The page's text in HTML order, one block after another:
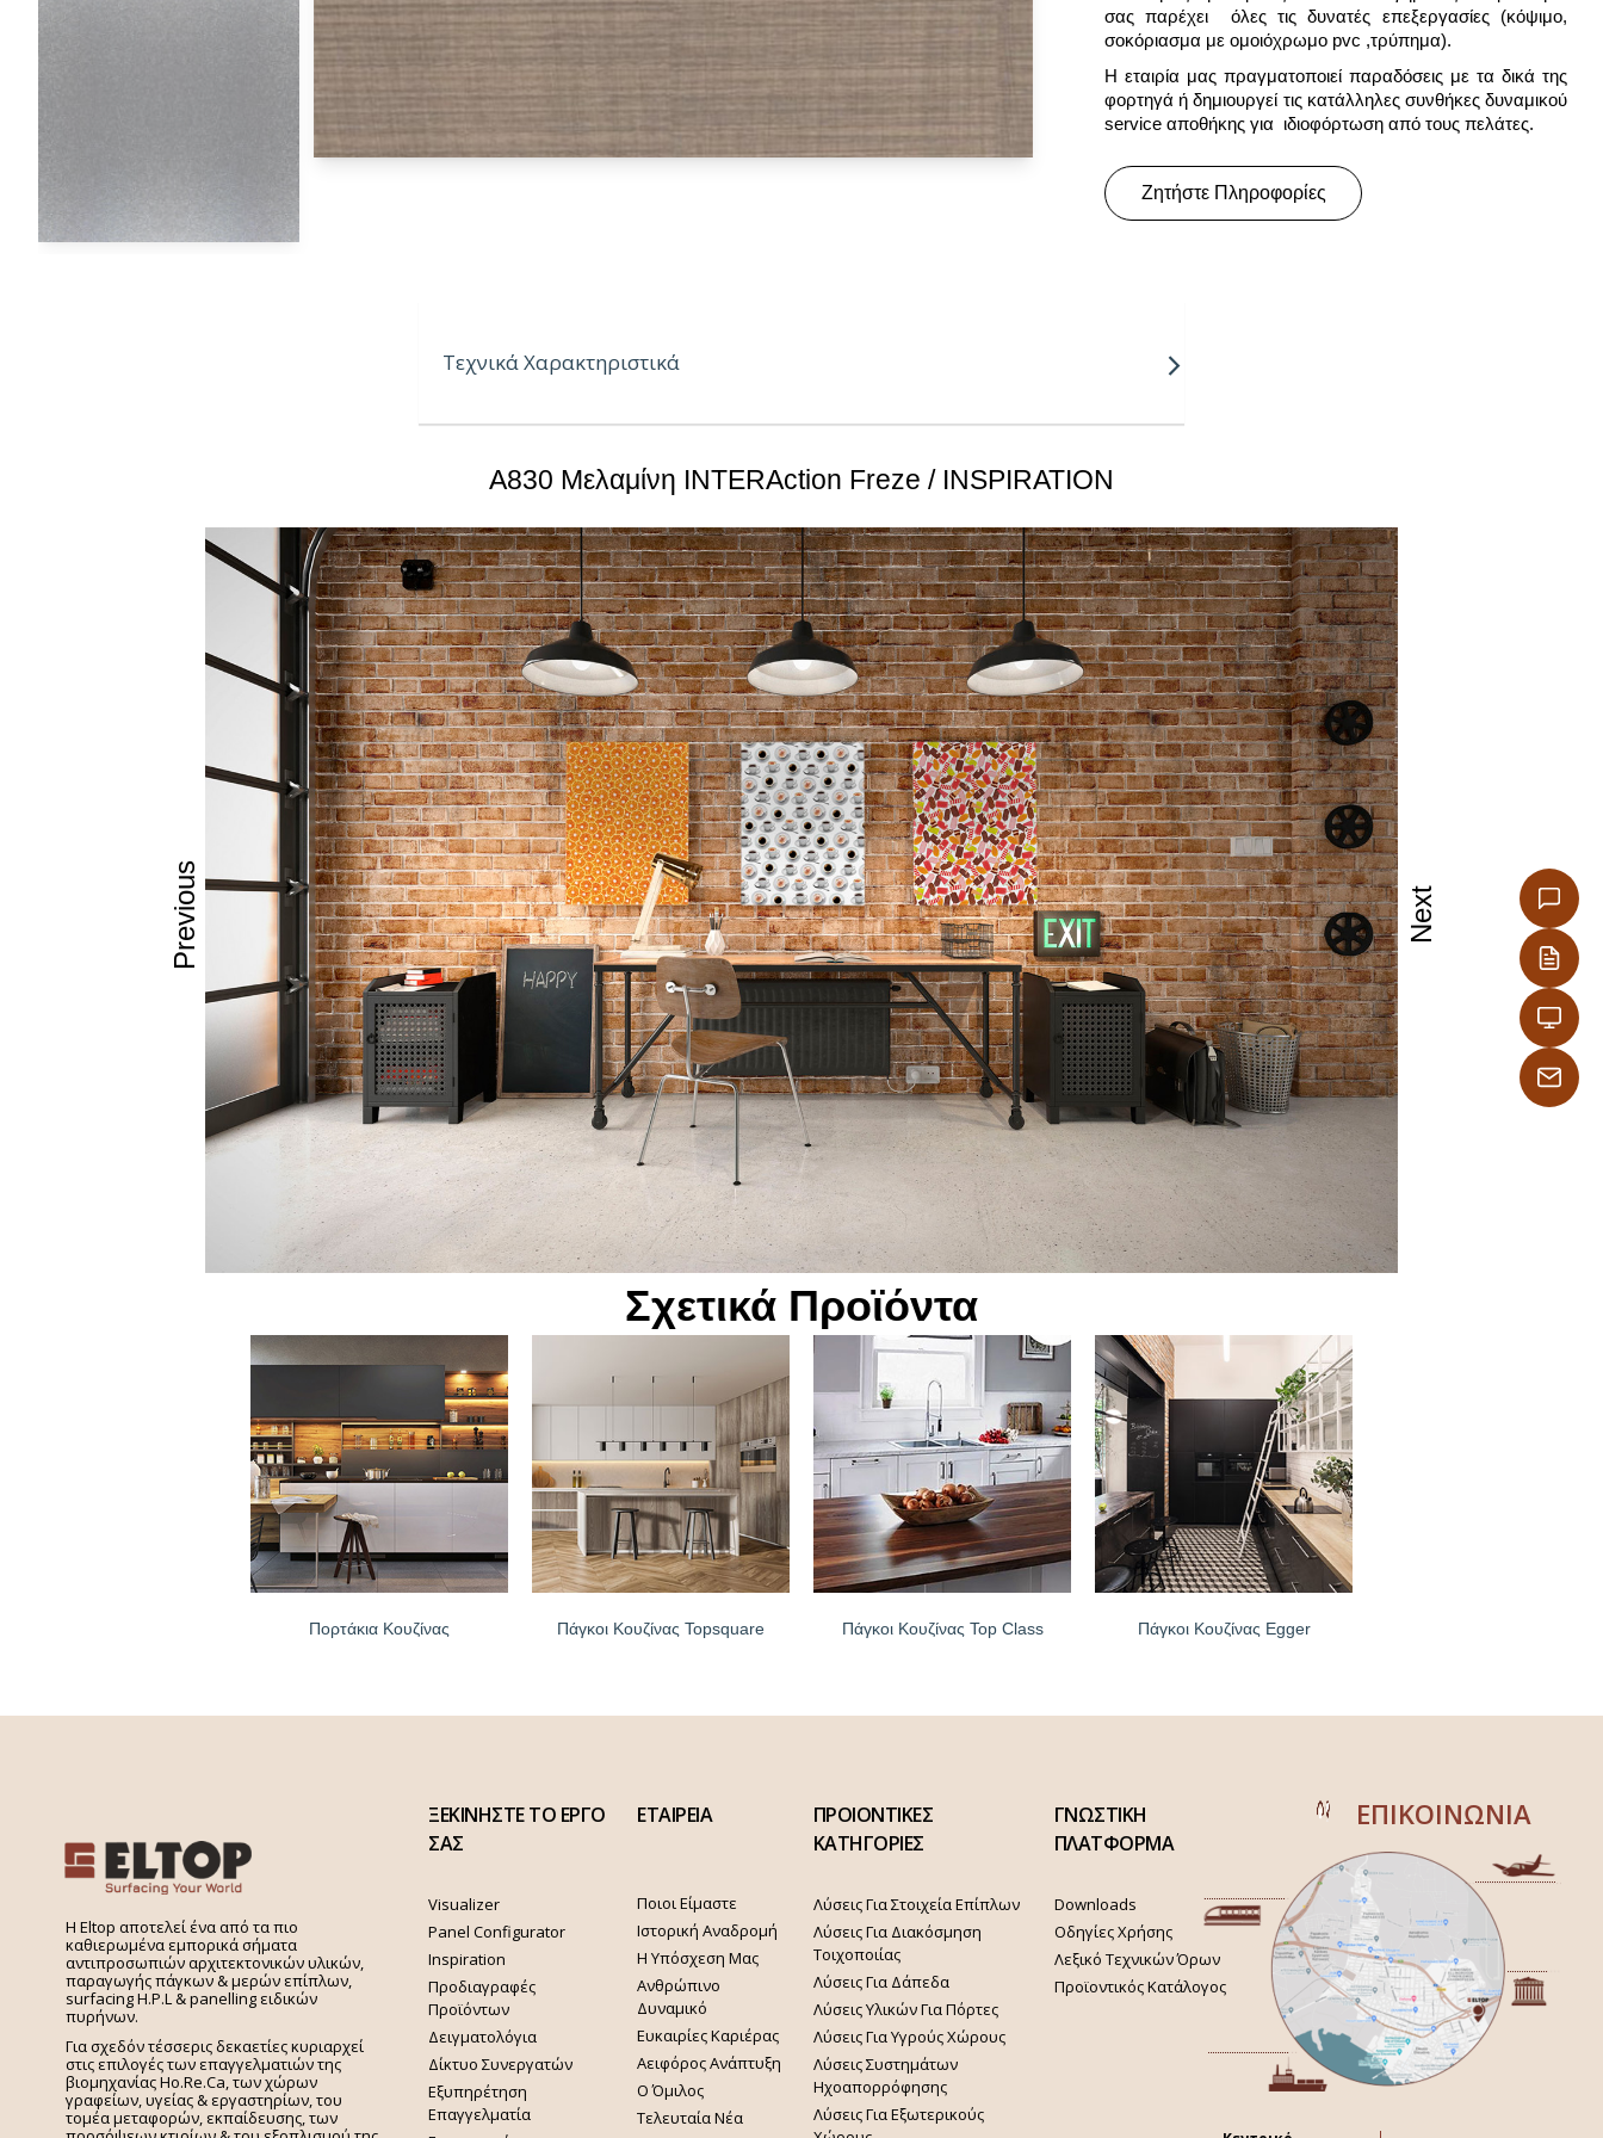
σας παρέχει όλες τις δυνατές επεξεργασίες (κόψιμο,
σοκόριασμα με oμοιόχρωμο pvc ,τρύπημα).
Η εταιρία μας πραγματοποιεί παραδόσεις με τα δικά της
φορτηγά ή δημιουργεί τις κατάλληλες συνθήκες δυναμικού
service αποθήκης για ιδιοφόρτωση από τους πελάτες.
Ζητήστε Πληροφορίες
Τεχνικά Χαρακτηριστικά
Πλάτη:1.83m
Κούρβα:ίσιο σόκορο
Πυρήνας:νοβοπάν P2
Ιδιότητες:
– Υψηλή αισθητική, υφή και αφή
– Ισχυρές αντοχές στη καθημερινή φθορά από τριβή, κρούση & χάραξη
– Δυνατότητα εύκολου καθημερινού καθαρισμού με όλες τις οικιακές χημικές ουσίες
– Επιφάνεια απόλυτα υγιεινή
– Υψηλή αντοχή στον αποχρωματισμό
– Ανθεκτικότητα στη θερμότητα και τον ατμό
– Εύκολη μεταφορά και τοποθέτηση
A830 Μελαμίνη INTERAction Freze / INSPIRATION
Previous Next
Σχετικά Προϊόντα
Πορτάκια Κουζίνας Πάγκοι Κουζίνας Topsquare Πάγκοι Κουζίνας Top Class Πάγκοι Κουζίνας Egger
H Eltop αποτελεί ένα από τα πιο
καθιερωμένα εμπορικά σήματα
αντιπροσωπιών αρχιτεκτονικών υλικών,
παραγωγής πάγκων & μερών επίπλων,
surfacing H.P.L & panelling ειδικών
πυρήνων.
Για σχεδόν τέσσερις δεκαετίες κυριαρχεί
στις επιλογές των επαγγελματιών της
βιομηχανίας Ho.Re.Ca, των χώρων
γραφείων, υγείας & εργαστηρίων, του
τομέα μεταφορών, εκπαίδευσης, των
ΞΕΚΙΝΗΣΤΕ ΤΟ ΕΡΓΟ
ΣΑΣ
Visualizer
Panel Configurator
Inspiration
Προδιαγραφές
Προϊόντων
Δειγματολόγια
Δίκτυο Συνεργατών
Εξυπηρέτηση
Επαγγελματία
ΕΤΑΙΡΕΙΑ
Ποιοι Είμαστε
Ιστορική Αναδρομή
Η Υπόσχεση Μας
Ανθρώπινο
Δυναμικό
Ευκαιρίες Καριέρας
Αειφόρος Ανάπτυξη
Ο Όμιλος
Τελευταία Νέα
ΠΡΟΙΟΝΤΙΚΕΣ
ΚΑΤΗΓΟΡΙΕΣ
Λύσεις Για Στοιχεία Επίπλων
Λύσεις Για Διακόσμηση
Τοιχοποιίας
Λύσεις Για Δάπεδα
Λύσεις Υλικών Για Πόρτες
Λύσεις Για Υγρούς Χώρους
Λύσεις Συστημάτων
Ηχοαπορρόφησης
Λύσεις Για Εξωτερικούς
ΓΝΩΣΤΙΚΗ
ΠΛΑΤΦΟΡΜΑ
Downloads
Οδηγίες Χρήσης
Λεξικό Τεχνικών Όρων
Προϊοντικός Κατάλογος
ΕΠΙΚΟΙΝΩΝΙΑ